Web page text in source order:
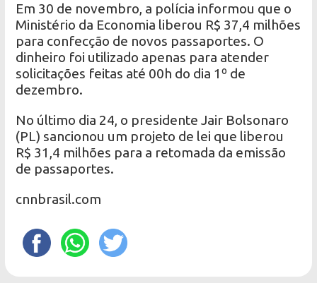
Em 30 de novembro, a polícia informou que o
Ministério da Economia liberou R$ 37,4 milhões
para confecção de novos passaportes. O
dinheiro foi utilizado apenas para atender
solicitações feitas até 00h do dia 1º de
dezembro.
No último dia 24, o presidente Jair Bolsonaro
(PL) sancionou um projeto de lei que liberou
R$ 31,4 milhões para a retomada da emissão
de passaportes.
cnnbrasil.com